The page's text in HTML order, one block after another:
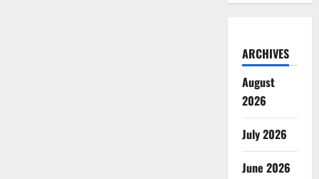
ARCHIVES
August
2026
July 2026
June 2026